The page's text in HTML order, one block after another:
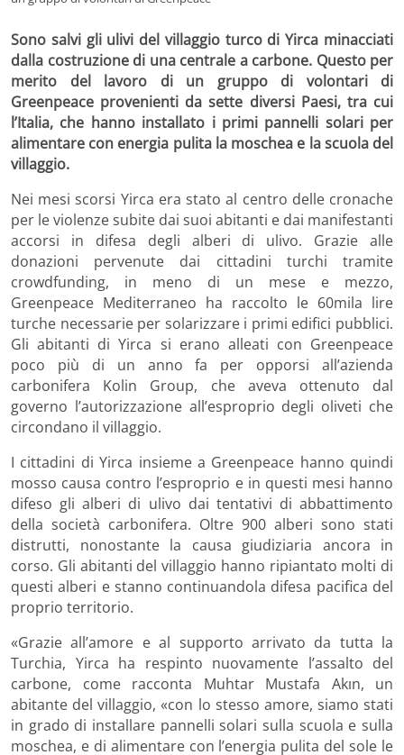
Sono salvi gli ulivi del villaggio turco di Yirca minacciati
dalla costruzione di una centrale a carbone. Questo per
merito del lavoro di un gruppo di volontari di
Greenpeace provenienti da sette diversi Paesi, tra cui
l’Italia, che hanno installato i primi pannelli solari per
alimentare con energia pulita la moschea e la scuola del
villaggio.
Nei mesi scorsi Yirca era stato al centro delle cronache
per le violenze subite dai suoi abitanti e dai manifestanti
accorsi in difesa degli alberi di ulivo. Grazie alle
donazioni pervenute dai cittadini turchi tramite
crowdfunding, in meno di un mese e mezzo,
Greenpeace Mediterraneo ha raccolto le 60mila lire
turche necessarie per solarizzare i primi edifici pubblici.
Gli abitanti di Yirca si erano alleati con Greenpeace
poco più di un anno fa per opporsi all’azienda
carbonifera Kolin Group, che aveva ottenuto dal
governo l’autorizzazione all’esproprio degli oliveti che
circondano il villaggio.
I cittadini di Yirca insieme a Greenpeace hanno quindi
mosso causa contro l’esproprio e in questi mesi hanno
difeso gli alberi di ulivo dai tentativi di abbattimento
della società carbonifera. Oltre 900 alberi sono stati
distrutti, nonostante la causa giudiziaria ancora in
corso. Gli abitanti del villaggio hanno ripiantato molti di
questi alberi e stanno continuandola difesa pacifica del
proprio territorio.
«Grazie all’amore e al supporto arrivato da tutta la
Turchia, Yirca ha respinto nuovamente l’assalto del
carbone, come racconta Muhtar Mustafa Akın, un
abitante del villaggio, «con lo stesso amore, siamo stati
in grado di installare pannelli solari sulla scuola e sulla
moschea, e di alimentare con l’energia pulita del sole le